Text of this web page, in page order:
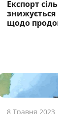
Експорт
знижується
щодо
8 Травня 2023